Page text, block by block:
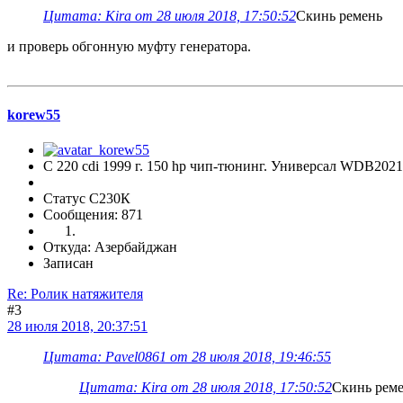
Цитата: Kira от 28 июля 2018, 17:50:52Скинь ремень
и проверь обгонную муфту генератора.
korew55
C 220 cdi 1999 г. 150 hp чип-тюнинг. Универсал
Статус С230К
Сообщения: 871
Откуда: Азербайджан
Записан
Re: Ролик натяжителя
#3
28 июля 2018, 20:37:51
Цитата: Pavel0861 от 28 июля 2018, 19:46:55
Цитата: Kira от 28 июля 2018, 17:50:52Скинь